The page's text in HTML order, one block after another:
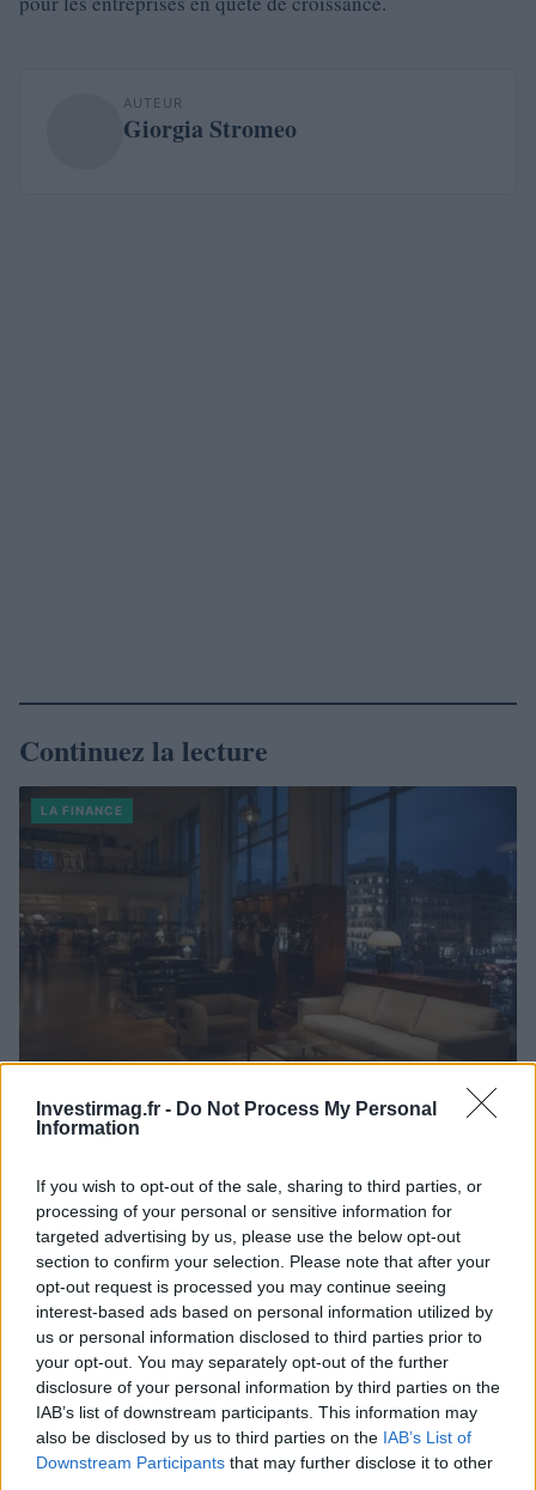
Investirmag.fr - Do Not Process My Personal
Information
If you wish to opt-out of the sale, sharing to third parties, or
processing of your personal or sensitive information for
targeted advertising by us, please use the below opt-out
section to confirm your selection. Please note that after your
opt-out request is processed you may continue seeing
interest-based ads based on personal information utilized by
us or personal information disclosed to third parties prior to
your opt-out. You may separately opt-out of the further
disclosure of your personal information by third parties on the
IAB’s list of downstream participants. This information may
also be disclosed by us to third parties on the IAB’s List of
Downstream Participants that may further disclose it to other
AUTEUR
Giorgia Stromeo
Continuez la lecture
LA FINANCE
Alice Lhabouz : parcours d’une entrepreneuse dans la finance
LA FINANCE